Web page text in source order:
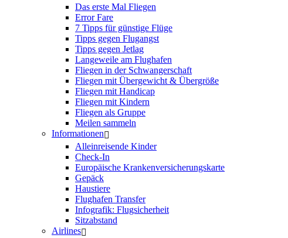
Das erste Mal Fliegen
Error Fare
7 Tipps für günstige Flüge
Tipps gegen Flugangst
Tipps gegen Jetlag
Langeweile am Flughafen
Fliegen in der Schwangerschaft
Fliegen mit Übergewicht & Übergröße
Fliegen mit Handicap
Fliegen mit Kindern
Fliegen als Gruppe
Meilen sammeln
Informationen
Alleinreisende Kinder
Check-In
Europäische Krankenversicherungskarte
Gepäck
Haustiere
Flughafen Transfer
Infografik: Flugsicherheit
Sitzabstand
Airlines